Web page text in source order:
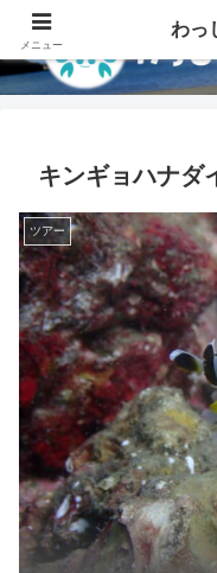
キンギョハナダ
ツアー
メニュー
わっ